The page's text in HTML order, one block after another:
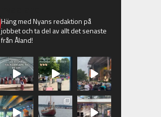
Häng med Nyans redaktion på
jobbet och ta del av allt det senaste
från Åland!